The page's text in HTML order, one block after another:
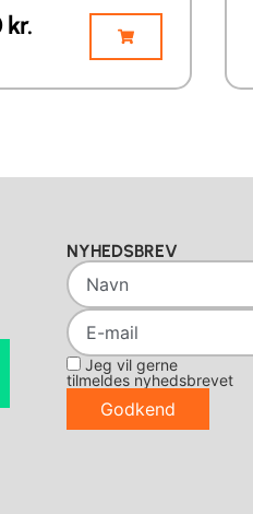
kr.
NYHEDSBREV
tilmeldes nyhedsbrevet
Godkend